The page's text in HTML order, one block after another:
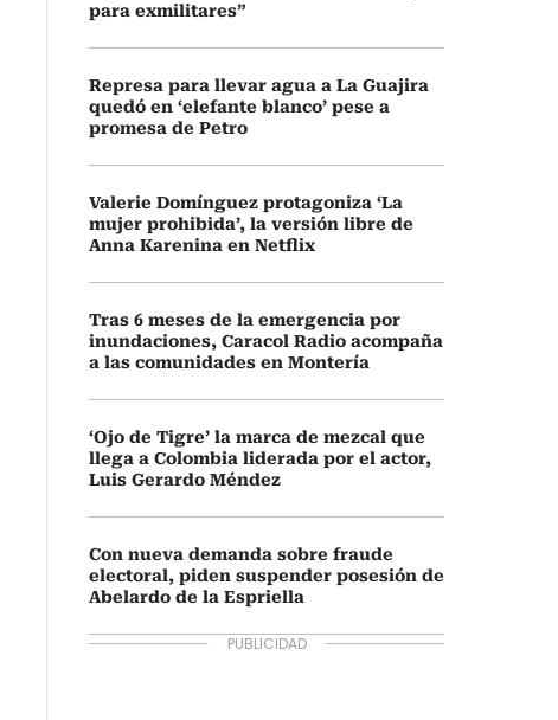
para exmilitares”
Represa para llevar agua a La Guajira
quedó en ‘elefante blanco’ pese a
promesa de Petro
Valerie Domínguez protagoniza ‘La
mujer prohibida’, la versión libre de
Anna Karenina en Netflix
Tras 6 meses de la emergencia por
inundaciones, Caracol Radio acompaña
a las comunidades en Montería
‘Ojo de Tigre’ la marca de mezcal que
llega a Colombia liderada por el actor,
Luis Gerardo Méndez
Con nueva demanda sobre fraude
electoral, piden suspender posesión de
Abelardo de la Espriella